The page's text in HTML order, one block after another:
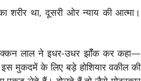
शरीर था, दूसरी ओर न्याय की आत्मा।
लाल ने इधर-उधर झॉँक कर कहा—
मुकदमें के लिए बड़े होशियार वकील की